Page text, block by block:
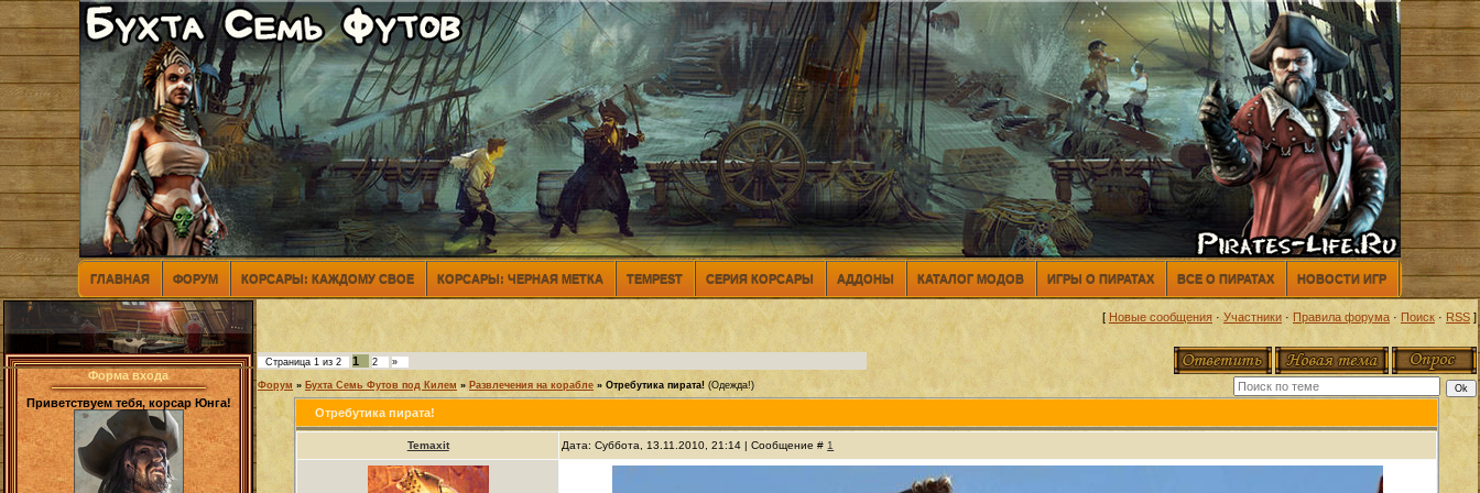
ГЛАВНАЯ ФОРУМ КОРСАРЫ: КАЖДОМУ СВОЕ КОРСАРЫ: ЧЕРНАЯ МЕТКА TEMPEST СЕРИЯ КОРСАРЫ АДДОНЫ КАТАЛОГ МОДОВ ИГРЫ О ПИРАТАХ ВСЕ О ПИРАТАХ НОВОСТИ ИГР
Форма входа
Приветствуем тебя, корсар Юнга!
[ Новые сообщения · Участники · Правила форума · Поиск · RSS]
Страница 1 из 2 1 2 »
Форум » Бухта Семь Футов под Килем » Развлечения на корабле » Отребутика пирата! (Одежда!)
Отребутика пирата!
Temaxit Дата: Суббота, 13.11.2010, 21:14 | Сообщение # 1